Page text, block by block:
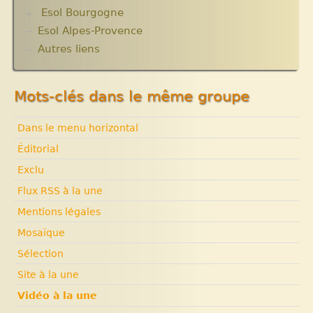
acteurs.10 articles.
Solidarité internationale. Autour d’Haïti.
Cité Soleil.
Histoire d’Haïti. Histoire et Vaudou.
Esol Bourgogne
ACTUALITES
Archives
Esol Alpes-Provence
Autres liens
Mots-clés dans le même groupe
Dans le menu horizontal
Éditorial
Exclu
Flux RSS à la une
Mentions légales
Mosaïque
Sélection
Site à la une
Vidéo à la une